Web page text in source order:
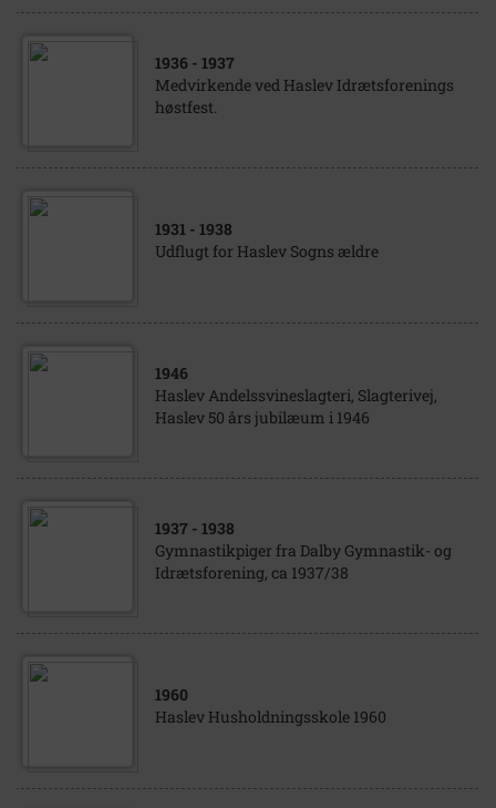
1936 - 1937
Medvirkende ved Haslev Idrætsforenings
høstfest.
1931 - 1938
Udflugt for Haslev Sogns ældre
1946
Haslev Andelssvineslagteri, Slagterivej,
Haslev 50 års jubilæum i 1946
1937 - 1938
Gymnastikpiger fra Dalby Gymnastik- og
Idrætsforening, ca 1937/38
1960
Haslev Husholdningsskole 1960